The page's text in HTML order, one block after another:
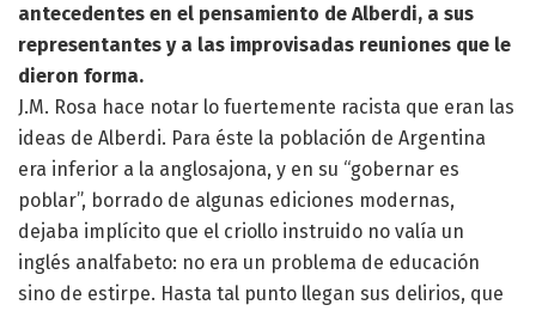
antecedentes en el pensamiento de Alberdi, a sus
representantes y a las improvisadas reuniones que le
dieron forma.
J.M. Rosa hace notar lo fuertemente racista que eran las
ideas de Alberdi. Para éste la población de Argentina
era inferior a la anglosajona, y en su “gobernar es
poblar”, borrado de algunas ediciones modernas,
dejaba implícito que el criollo instruido no valía un
inglés analfabeto: no era un problema de educación
sino de estirpe. Hasta tal punto llegan sus delirios, que